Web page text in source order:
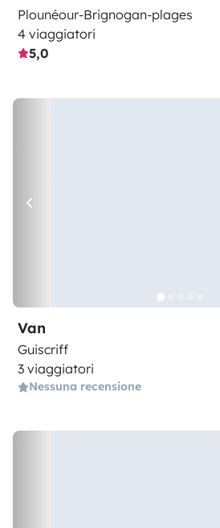
Plounéour-Brignogan-plages
4 viaggiatori
5,0
Van
Guiscriff
3 viaggiatori
Nessuna recensione